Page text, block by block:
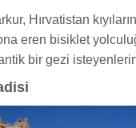
Hırvatistan
eren bisiklet
bir gezi